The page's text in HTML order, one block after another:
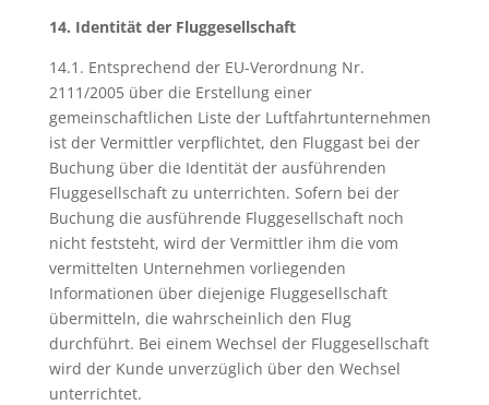
14. Identität der Fluggesellschaft
14.1. Entsprechend der EU-Verordnung Nr.
2111/2005 über die Erstellung einer
gemeinschaftlichen Liste der Luftfahrtunternehmen
ist der Vermittler verpflichtet, den Fluggast bei der
Buchung über die Identität der ausführenden
Fluggesellschaft zu unterrichten. Sofern bei der
Buchung die ausführende Fluggesellschaft noch
nicht feststeht, wird der Vermittler ihm die vom
vermittelten Unternehmen vorliegenden
Informationen über diejenige Fluggesellschaft
übermitteln, die wahrscheinlich den Flug
durchführt. Bei einem Wechsel der Fluggesellschaft
wird der Kunde unverzüglich über den Wechsel
unterrichtet.